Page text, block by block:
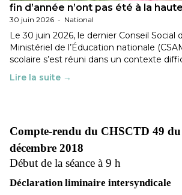
fin d’année n’ont pas été à la
30 juin 2026 - National
Le 30 juin 2026, le dernier Conseil Social
Ministériel de l’Éducation nationale
scolaire s’est réuni dans un contexte
Lire la suite →
Compte-rendu du CHSCTD 49
décembre 2018
Début de la séance à 9 h
Déclaration liminaire intersyndicale